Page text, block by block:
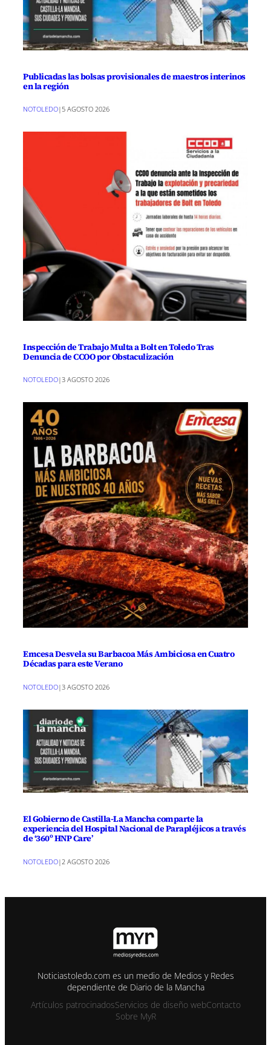
Publicadas las bolsas provisionales de maestros interinos
en la región
NOTOLEDO|5 AGOSTO 2026
Inspección de Trabajo Multa a Bolt en Toledo Tras
Denuncia de CCOO por Obstaculización
NOTOLEDO|3 AGOSTO 2026
Emcesa Desvela su Barbacoa Más Ambiciosa en Cuatro
Décadas para este Verano
NOTOLEDO|3 AGOSTO 2026
El Gobierno de Castilla-La Mancha comparte la
experiencia del Hospital Nacional de Parapléjicos a través
de ‘360º HNP Care’
NOTOLEDO|2 AGOSTO 2026
Noticiastoledo.com es un medio de Medios y Redes
dependiente de Diario de la Mancha
Artículos patrocinadosServicios de diseño webContacto
Sobre MyR